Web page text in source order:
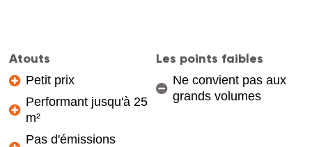
Atouts
Petit prix
Performant jusqu'à 25
m²
Pas d'émissions
Les points faibles
Ne convient pas aux
grands volumes